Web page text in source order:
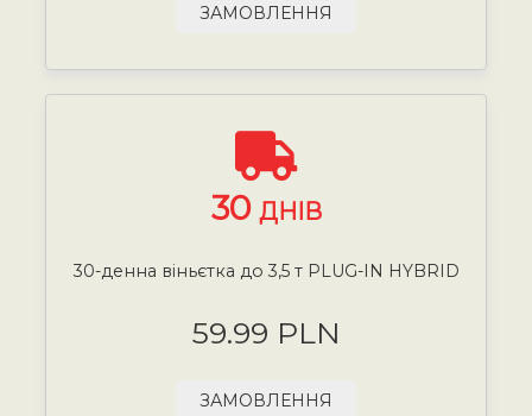
ЗАМОВЛЕННЯ
30 ДНІВ
30-денна віньєтка до 3,5 т PLUG-IN HYBRID
59.99 PLN
ЗАМОВЛЕННЯ